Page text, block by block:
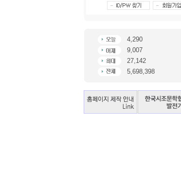
4,290
9,007
27,142
5,698,398